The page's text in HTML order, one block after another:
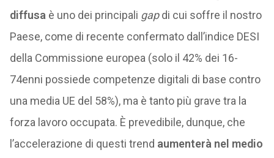
diffusa è uno dei principali gapdi cui soffre il nostro
Paese, come di recente confermato dall’indice DESI
della Commissione europea (solo il 42% dei 16-
74enni possiede competenze digitali di base contro
una media UE del 58%), ma è tanto più grave tra la
forza lavoro occupata. È prevedibile, dunque, che
l’accelerazione di questi trend aumenterà nel medio